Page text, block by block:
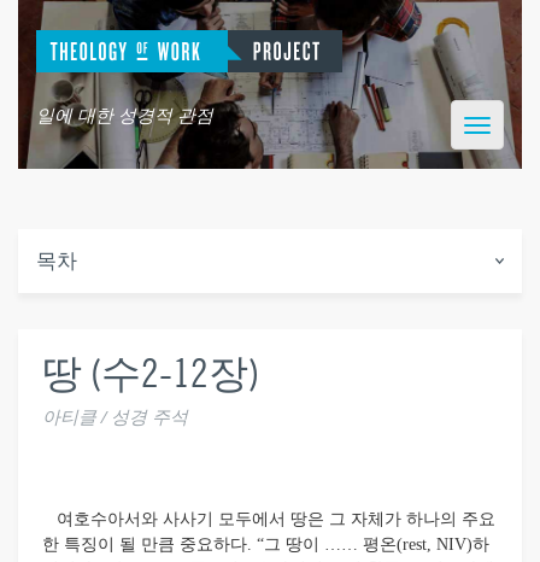
일에 대한 성경적 관점
Toggle
목차
땅 (수2-12장)
아티클 / 성경 주석
여호수아서와 사사기 모두에서 땅은 그 자체가 하나의 주요
한 특징이 될 만큼 중요하다. “그 땅이 …… 평온(rest, NIV)하